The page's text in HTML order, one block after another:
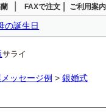
｜ FAXで注文| ご利用案内
の誕生日
サライ
ッセージ例 > 銀婚式